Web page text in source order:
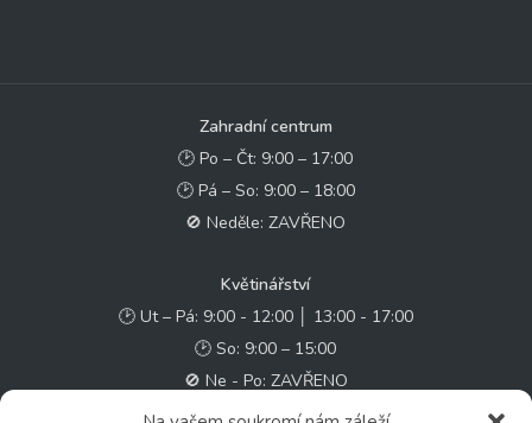
Zahradní centrum
🕑 Po – Čt: 9:00 – 17:00
🕑 Pá – So: 9:00 – 18:00
🚫 Neděle: ZAVŘENO
Květinářství
🕑 Ut – Pá: 9:00 - 12:00 │ 13:00 - 17:00
🕑 So: 9:00 – 15:00
🚫 Ne - Po: ZAVŘENO